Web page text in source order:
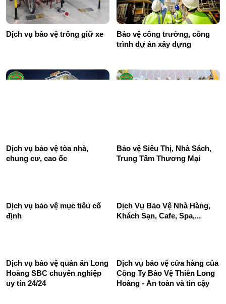
Dịch vụ bảo vệ trông giữ xe
Bảo vệ công trường, công
trình dự án xây dựng
Dịch vụ bảo vệ tòa nhà,
chung cư, cao ốc
Bảo vệ Siêu Thị, Nhà Sách,
Trung Tâm Thương Mại
Dịch vụ bảo vệ mục tiêu cố
định
Dịch Vụ Bảo Vệ Nhà Hàng,
Khách Sạn, Cafe, Spa,...